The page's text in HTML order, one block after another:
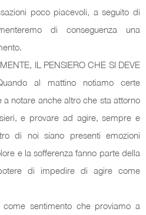
poco piacevoli, a seguito di
di conseguenza una
IL PENSIERO CHE SI DEVE
al mattino notiamo certe
notare anche altro che sta attorno
e provare ad agire, sempre e
di noi siano presenti emozioni
e la sofferenza fanno parte della
di impedire di agire come
come sentimento che proviamo a